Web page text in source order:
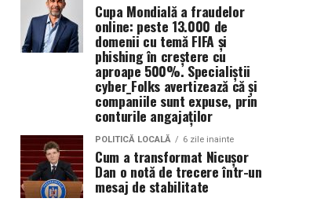
Cupa Mondială a fraudelor
online: peste 13.000 de
domenii cu temă FIFA și
phishing în creștere cu
aproape 500%. Specialiștii
cyber_Folks avertizează că și
companiile sunt expuse, prin
conturile angajaților
POLITICĂ LOCALĂ 6 zile inainte
Cum a transformat Nicușor
Dan o notă de trecere într-un
mesaj de stabilitate